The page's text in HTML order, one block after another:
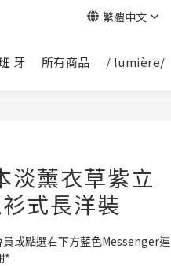
繁體中文
牙 所有商品 / lumière/
薰衣草紫立
式長洋裝
或點選右下方藍色Messenger連
*